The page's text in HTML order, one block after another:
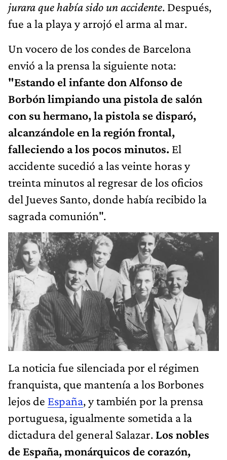
jurara que había sido un accidente. Después,
fue a la playa y arrojó el arma al mar.
Un vocero de los condes de Barcelona
envió a la prensa la siguiente nota:
"Estando el infante don Alfonso de
Borbón limpiando una pistola de salón
con su hermano, la pistola se disparó,
alcanzándole en la región frontal,
falleciendo a los pocos minutos. El
accidente sucedió a las veinte horas y
treinta minutos al regresar de los oficios
del Jueves Santo, donde había recibido la
sagrada comunión".
La noticia fue silenciada por el régimen
franquista, que mantenía a los Borbones
lejos de España, y también por la prensa
portuguesa, igualmente sometida a la
dictadura del general Salazar. Los nobles
de España, monárquicos de corazón,